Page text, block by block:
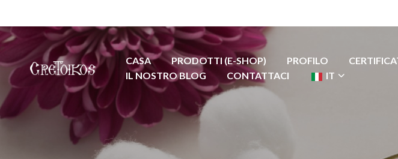
CASA PRODOTTI (E-SHOP) PROFILO
IL NOSTRO BLOG
CONTATTACI IT